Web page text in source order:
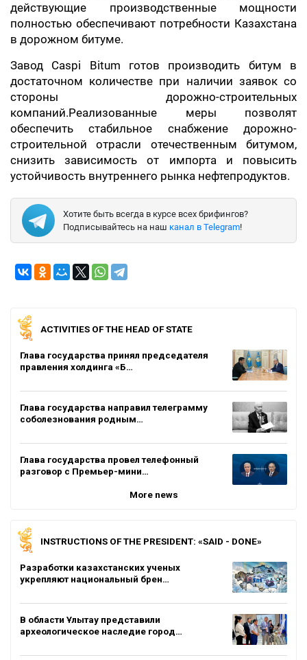
действующие производственные мощности
полностью обеспечивают потребности Казахстана
в дорожном битуме.
Завод Caspi Bitum готов производить битум в
достаточном количестве при наличии заявок со
стороны дорожно-строительных
компаний.Реализованные меры позволят
обеспечить стабильное снабжение дорожно-
строительной отрасли отечественным битумом,
снизить зависимость от импорта и повысить
устойчивость внутреннего рынка нефтепродуктов.
Хотите быть всегда в курсе всех брифингов?
Подписывайтесь на наш канал в Telegram!
ACTIVITIES OF THE HEAD OF STATE
Глава государства принял председателя
правления холдинга «Б…
Глава государства направил телеграмму
соболезнования родным…
Глава государства провел телефонный
разговор с Премьер-мини…
More news
INSTRUCTIONS OF THE PRESIDENT: «SAID - DONE»
Разработки казахстанских ученых
укрепляют национальный брен…
В области Ұлытау представили
археологическое наследие город…